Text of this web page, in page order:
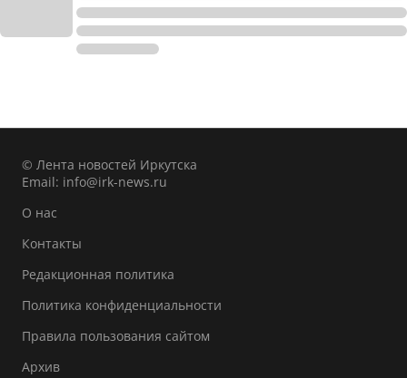
© Лента новостей Иркутска
Email: info@irk-news.ru
О нас
Контакты
Редакционная политика
Политика конфиденциальности
Правила пользования сайтом
Архив